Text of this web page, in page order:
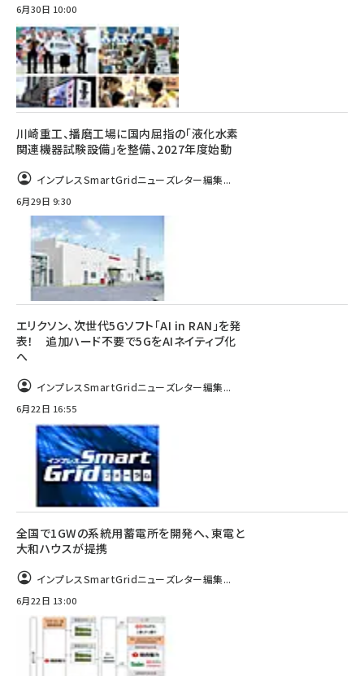
6月30日 10:00
川崎重工、播磨工場に国内屈指の「液化水素
関連機器試験設備」を整備、2027年度始動
インプレスSmartGridニューズレター編集...
6月29日 9:30
エリクソン、次世代5Gソフト「AI in RAN」を発
表！ 追加ハード不要で5GをAIネイティブ化
へ
インプレスSmartGridニューズレター編集...
6月22日 16:55
全国で1GWの系統用蓄電所を開発へ、東電と
大和ハウスが提携
インプレスSmartGridニューズレター編集...
6月22日 13:00